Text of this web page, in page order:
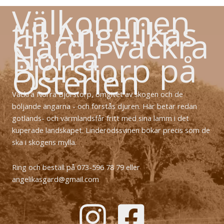
Välkommen
till Angelikas
Gård i vackra
Norra
Björstorp på
Österlen
Vackra Norra Björstorp, omgivet av skogen och de
böljande ängarna - och förstås djuren. Här betar redan
gotlands- och värmlandsfår fritt med sina lamm i det
kuperade landskapet. Linderödssvinen bökar precis som de
ska i skogens mylla.
Ring och beställ på 073-596 78 79 eller
angelikasgard@gmail.com